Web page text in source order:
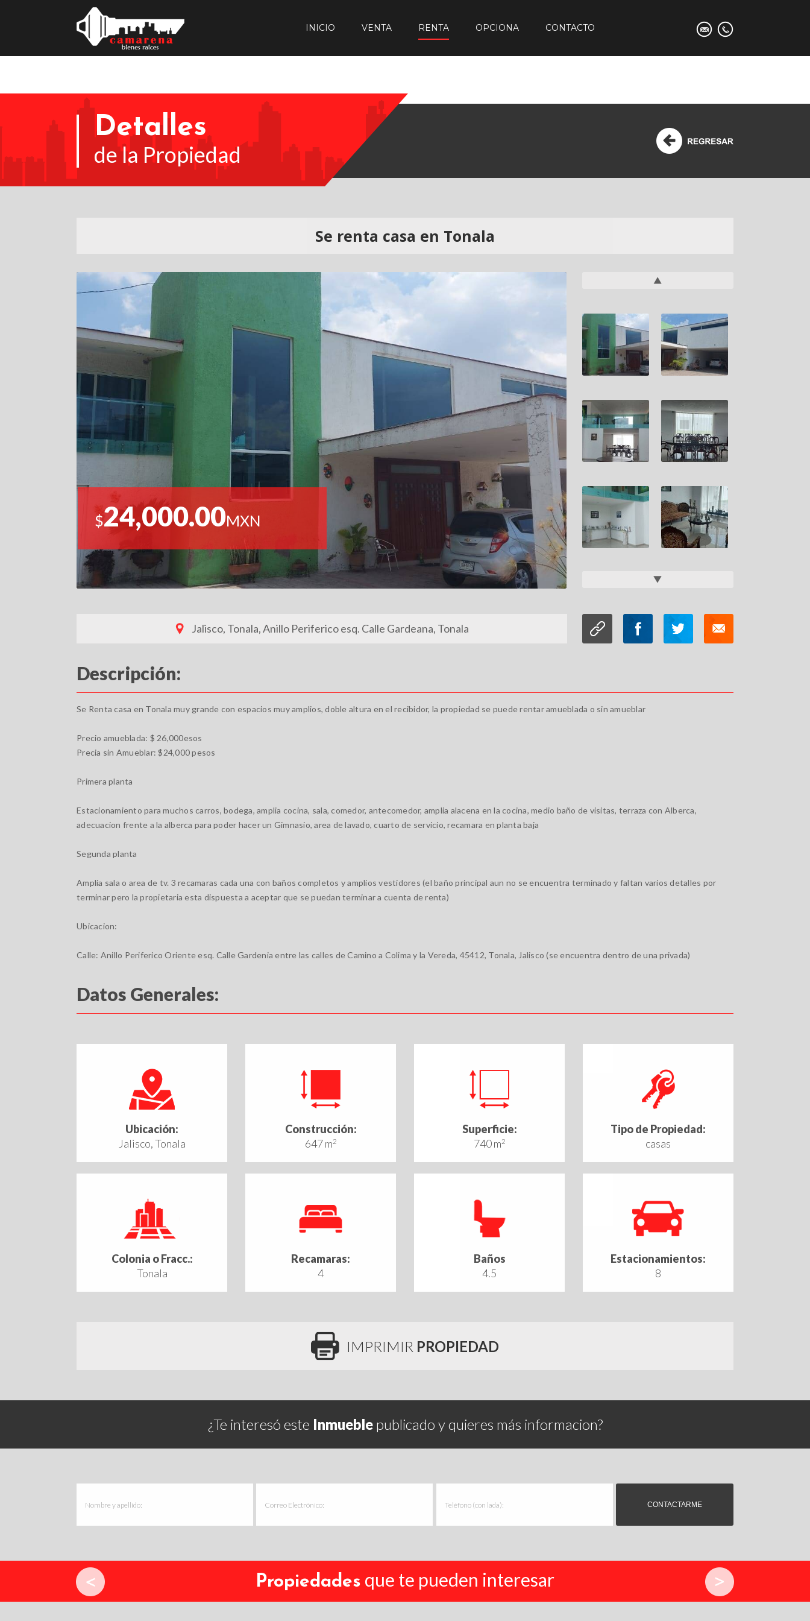
INICIO VENTA RENTA OPCIONA CONTACTO
Detalles
de la Propiedad
Se renta casa en Tonala
$24,000.00MXN
Jalisco, Tonala, Anillo Periferico esq. Calle Gardeana, Tonala
Descripción:
Se Renta casa en Tonala muy grande con espacios muy amplios, doble altura en el recibidor, la propiedad se puede rentar amueblada o sin amueblar
Precio amueblada: $ 26,000esos
Precia sin Amueblar: $24,000 pesos
Primera planta
Estacionamiento para muchos carros, bodega, amplia cocina, sala, comedor, antecomedor, amplia alacena en la cocina, medio baño de visitas, terraza con Alberca,
adecuacion frente a la alberca para poder hacer un Gimnasio, area de lavado, cuarto de servicio, recamara en planta baja
Segunda planta
Amplia sala o area de tv. 3 recamaras cada una con baños completos y amplios vestidores (el baño principal aun no se encuentra terminado y faltan varios detalles por
terminar pero la propietaria esta dispuesta a aceptar que se puedan terminar a cuenta de renta)
Ubicacion:
Calle: Anillo Periferico Oriente esq. Calle Gardenia entre las calles de Camino a Colima y la Vereda, 45412, Tonala, Jalisco (se encuentra dentro de una privada)
Datos Generales:
Ubicación:
Jalisco, Tonala
Construcción:
647 m2
Superficie:
740 m2
Tipo de Propiedad:
casas
Colonia o Fracc.:
Tonala
Recamaras:
4
Baños
4.5
Estacionamientos:
8
IMPRIMIR PROPIEDAD
¿Te interesó este Inmueblepublicado y quieres más informacion?
Propiedades que te pueden interesar